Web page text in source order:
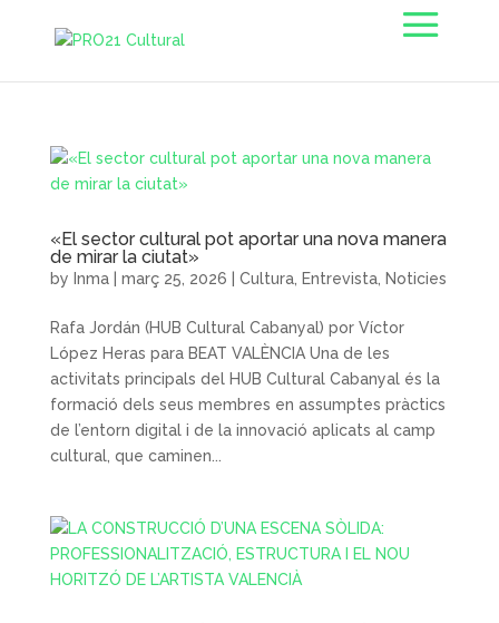
«El sector cultural pot aportar una nova manera
de mirar la ciutat»
by Inma| març 25, 2026 Cultura, Entrevista, Noticies
Rafa Jordán (HUB Cultural Cabanyal) por Víctor
López Heras para BEAT VALÈNCIA Una de les
activitats principals del HUB Cultural Cabanyal és la
formació dels seus membres en assumptes pràctics
de l’entorn digital i de la innovació aplicats al camp
cultural, que caminen...